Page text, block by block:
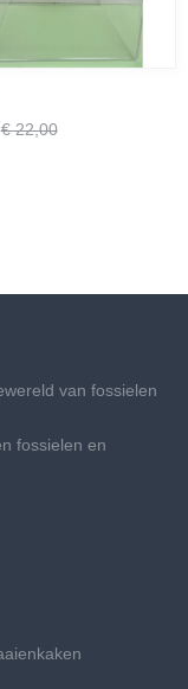
€ 22,00
van fossielen
fossielen en